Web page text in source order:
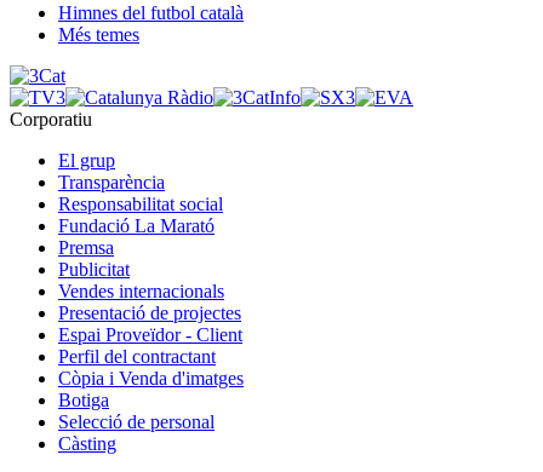
Himnes del futbol català
Més temes
Corporatiu
El grup
Transparència
Responsabilitat social
Fundació La Marató
Premsa
Publicitat
Vendes internacionals
Presentació de projectes
Espai Proveïdor - Client
Perfil del contractant
Còpia i Venda d'imatges
Botiga
Selecció de personal
Càsting